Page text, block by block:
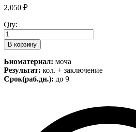
2,050 ₽
Qty:
В корзину
Биоматериал: моча
Результат: кол. + заключение
Срок(раб.дн.): до 9